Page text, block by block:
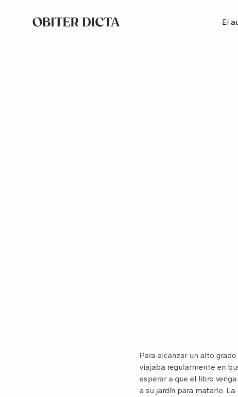
El
Para alcanzar un alto
viajaba regularmente en
esperar a que el libro
a su jardín para matarlo.